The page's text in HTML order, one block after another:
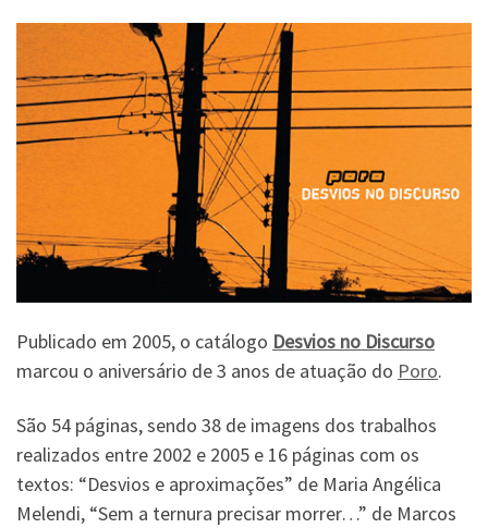
Publicado em 2005, o catálogo Desvios no Discurso
marcou o aniversário de 3 anos de atuação do Poro.
São 54 páginas, sendo 38 de imagens dos trabalhos
realizados entre 2002 e 2005 e 16 páginas com os
textos: “Desvios e aproximações” de Maria Angélica
Melendi, “Sem a ternura precisar morrer…” de Marcos